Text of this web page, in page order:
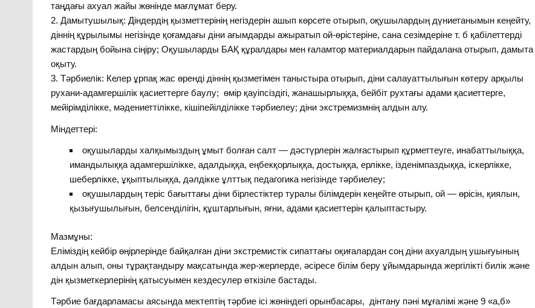
таңдағы ахуал жайы жөнінде мағлұмат беру.
2. Дамытушылық: Діндердің қызметтерінің негіздерін ашып көрсете отырып, оқушылардың дүниетанымын кеңейту,
діннің құрылымы негізінде қоғамдағы діни ағымдарды ажыратып ой-өрістеріне, сана сезімдеріне т. б қабілеттерді
жастардың бойына сіңіру; Оқушыларды БАҚ құралдары мен ғаламтор материалдарын пайдалана отырып, дамыта
оқыту.
3. Тәрбиелік: Келер ұрпақ жас өренді діннің қызметімен таныстыра отырып, діни салауаттылығын көтеру арқылы
рухани-адамгершілік қасиеттерге баулу; өмір қауіпсіздігі, жанашырлыққа, бейбіт рухтағы адами қасиеттерге,
мейірімділікке, мәдениеттілікке, кішіпейілділікке тәрбиелеу; діни экстремизмнің алдын алу.
Міндеттері:
оқушыларды халқымыздың ұмыт болған салт — дәстүрлерін жалғастырып құрметтеуге, инабаттылыққа,
имандылыққа адамгершілікке, адалдыққа, еңбекқорлыққа, достыққа, ерлікке, ізденімпаздыққа, іскерлікке,
шеберлікке, ұқыптылыққа, дәлдікке ұлттық педагогика негізінде тәрбиелеу;
оқушылардың теріс бағыттағы діни бірлестіктер туралы білімдерін кеңейте отырып, ой — өрісін, қиялын,
қызығушылығын, белсенділігін, құштарлығын, яғни, адами қасиеттерін қалыптастыру.
Мазмұны:
Еліміздің кейбір өңірлерінде байқалған діни экстремистік сипаттағы оқиғалардан соң діни ахуалдың ушығуының
алдын алып, оны тұрақтандыру мақсатында жер-жерлерде, әсіресе білім беру ұйымдарында жергілікті билік және
дін қызметкерлерінің қатысуымен кездесулер өткізіле бастады.
Тәрбие бағдарламасы аясында мектептің тәрбие ісі жөніндегі орынбасары, дінтану пәні мұғалімі және 9 «а,б»